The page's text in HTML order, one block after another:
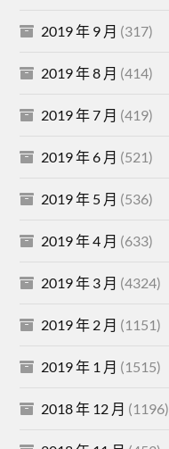
2019 年 9 月 (317)
2019 年 8 月 (414)
2019 年 7 月 (419)
2019 年 6 月 (521)
2019 年 5 月 (536)
2019 年 4 月 (633)
2019 年 3 月 (4324)
2019 年 2 月 (1151)
2019 年 1 月 (1515)
2018 年 12 月 (1196)